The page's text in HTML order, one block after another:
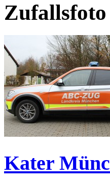
Zufallsfoto
Kater